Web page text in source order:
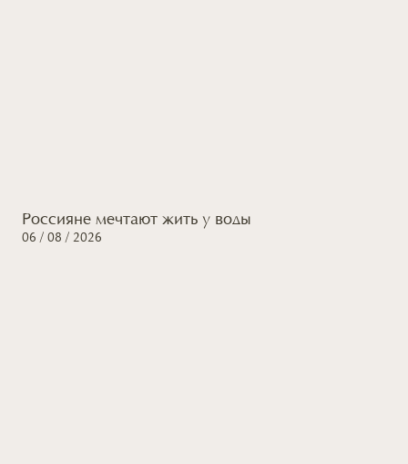
Россияне мечтают жить у воды
06 / 08 / 2026